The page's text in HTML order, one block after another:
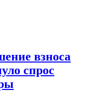
взноса
спрос